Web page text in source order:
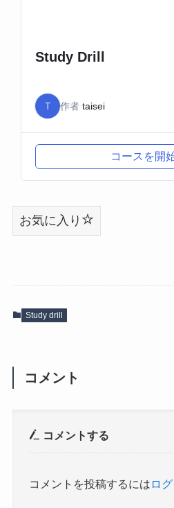
Study Drill
T 作者 taisei
コースを開
お気に入り
Study drill
コメント
コメントする
コメントを投稿するには ロ